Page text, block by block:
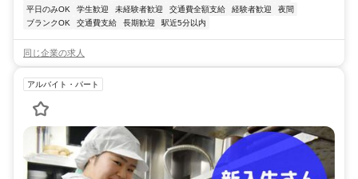
平日のみOK
学生歓迎 未経験者歓迎 交通費全額支給 経験者歓迎
夜間
ブランクOK
交通費支給 長期歓迎 駅近5分以内
同じ企業の求人
アルバイト・パート